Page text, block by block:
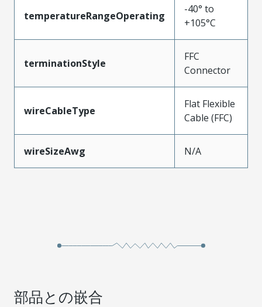
temperatureRangeOperating
-40° to
+105°C
terminationStyle
FFC
Connector
wireCableType
Flat Flexible
Cable (FFC)
wireSizeAwg N/A
部品との嵌合